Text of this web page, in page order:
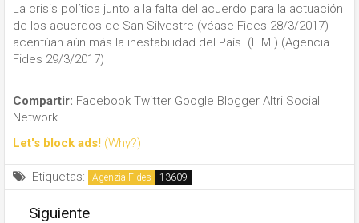
La crisis política junto a la falta del acuerdo para la actuación
de los acuerdos de San Silvestre (véase Fides 28/3/2017)
acentúan aún más la inestabilidad del País. (L.M.) (Agencia
Fides 29/3/2017)
Compartir: Facebook Twitter Google Blogger Altri Social
Network
Let's block ads! (Why?)
Etiquetas: Agenzia Fides
Siguiente